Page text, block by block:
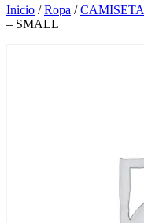
Inicio /Ropa /CAMISETA
– SMALL